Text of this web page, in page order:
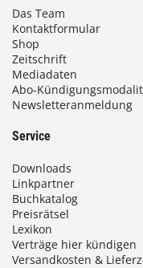
Das Team
Kontaktformular
Shop
Zeitschrift
Mediadaten
Abo-
Newsletteranmeldung
Service
Downloads
Linkpartner
Buchkatalog
Preisrätsel
Lexikon
Verträge hier kündigen
Versandkosten &